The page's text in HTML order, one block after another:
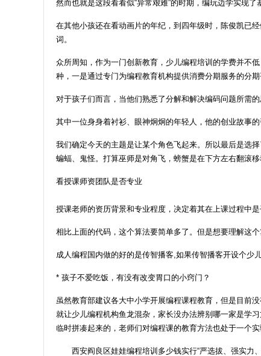
然而也就是这段看看似“异常艰难”的时期，编玩边学实现
在其他小孩还在看动画片的年纪，到四年级时，陈俊凯已
词。
众所周知，作为一门创新教育，少儿编程培训的学费并不
种，一是通过专门为编程教育机构提供消费分期服务的分
对于孩子们而言，当他们熟悉了分解和解决编码问题所需
其中一位身身着衬衫、眼神炯炯的年轻人，他的创业故事
我们确定今天的主题是让某个角色飞起来。所以最后是选
蝙蝠、鬼怪。打算巫师是对角飞，螃蟹是在下方左右翻滚
看授课师资团队是否专业
授课老师的资历背景和专业程度，决定着其在上课过程中是
相比上面的代码，这个算法要简单多了。但是想要理解这
成人编程国内做的好的是传智播客,如果传智播客开设个少
* 孩子不爱吃饭，有没有改变胃口的小窍门？
虽然教育部建议各大中小学开展编程课程教育，但是目前
就让少儿编程机构鱼龙混杂，家长没办法辨别哪一家是学
临时拼凑起来的，老师们对编程课的教育方法也处于一个实
西安阎良区娃娃编程培训多少钱实行“严选拔、强实力